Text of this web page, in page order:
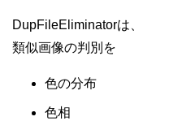
DupFileEliminatorは、
類似画像の判別を
色の分布
色相